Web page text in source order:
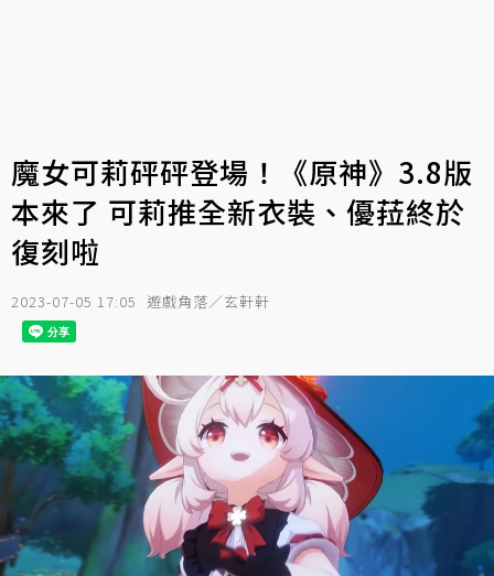
魔女可莉砰砰登場！《原神》3.8版
本來了 可莉推全新衣裝、優菈終於
復刻啦
2023-07-05 17:05 遊戲角落／玄軒軒